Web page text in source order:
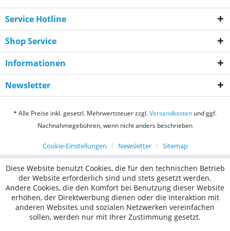
Service Hotline
Shop Service
Informationen
Newsletter
* Alle Preise inkl. gesetzl. Mehrwertsteuer zzgl.Versandkosten und ggf.
Nachnahmegebühren, wenn nicht anders beschrieben
Cookie-Einstellungen Newsletter Sitemap
Diese Website benutzt Cookies, die für den technischen Betrieb
der Website erforderlich sind und stets gesetzt werden.
Andere Cookies, die den Komfort bei Benutzung dieser Website
erhöhen, der Direktwerbung dienen oder die Interaktion mit
anderen Websites und sozialen Netzwerken vereinfachen
sollen, werden nur mit Ihrer Zustimmung gesetzt.